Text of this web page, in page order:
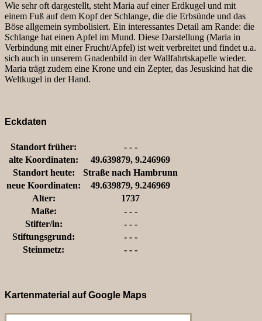
Wie sehr oft dargestellt, steht Maria auf einer Erdkugel und mit
einem Fuß auf dem Kopf der Schlange, die die Erbsünde und das
Böse allgemein symbolisiert. Ein interessantes Detail am Rande: die
Schlange hat einen Apfel im Mund. Diese Darstellung (Maria in
Verbindung mit einer Frucht/Apfel) ist weit verbreitet und findet u.a.
sich auch in unserem Gnadenbild in der Wallfahrtskapelle wieder.
Maria trägt zudem eine Krone und ein Zepter, das Jesuskind hat die
Weltkugel in der Hand.
Eckdaten
Standort früher:
- - -
alte Koordinaten:
49.639879, 9.246969
Standort heute:
Straße nach Hambrunn
neue Koordinaten:
49.639879, 9.246969
Alter:
1737
Maße:
- - -
Stifter/in:
- - -
Stiftungsgrund:
- - -
Steinmetz:
- - -
Kartenmaterial auf Google Maps